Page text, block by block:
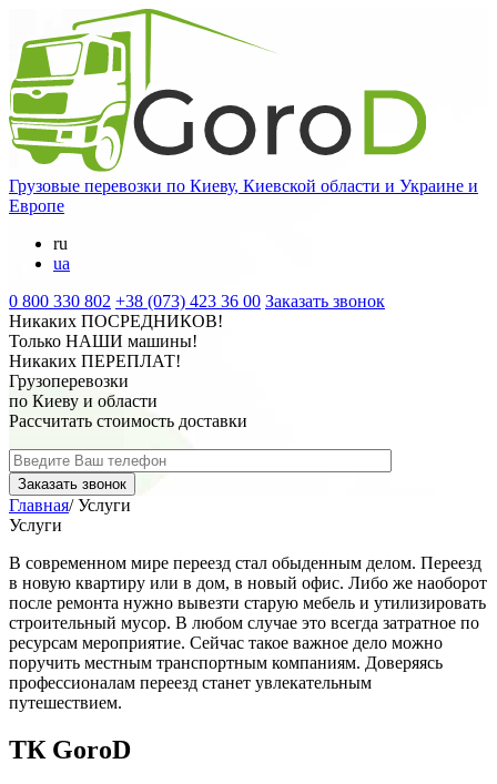
Грузовые перевозки по Киеву, Киевской области и Украине и
Европе
ru
ua
0 800 330 802 +38 (073) 423 36 00 Заказать звонок
Никаких ПОСРЕДНИКОВ!
Только НАШИ машины!
Никаких ПЕРЕПЛАТ!
Грузоперевозки
по Киеву и области
Рассчитать стоимость доставки
Главная/ Услуги
Услуги
В современном мире переезд стал обыденным делом. Переезд
в новую квартиру или в дом, в новый офис. Либо же наоборот
после ремонта нужно вывезти старую мебель и утилизировать
строительный мусор. В любом случае это всегда затратное по
ресурсам мероприятие. Сейчас такое важное дело можно
поручить местным транспортным компаниям. Доверяясь
профессионалам переезд станет увлекательным
путешествием.
ТК GoroD